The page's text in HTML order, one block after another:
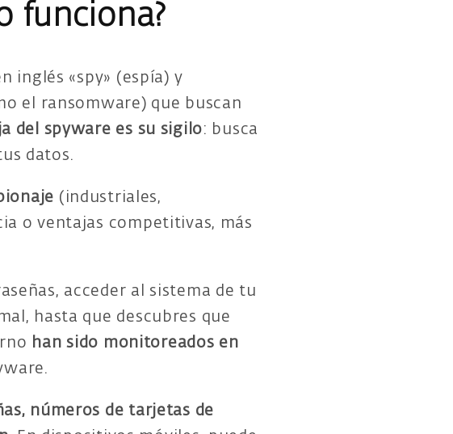
funciona?
inglés «spy» (espía) y
el ransomware) que buscan
del spyware es su sigilo: busca
datos.
(industriales,
o ventajas competitivas, más
acceder al sistema de tu
hasta que descubres que
han sido monitoreados en
números de tarjetas de